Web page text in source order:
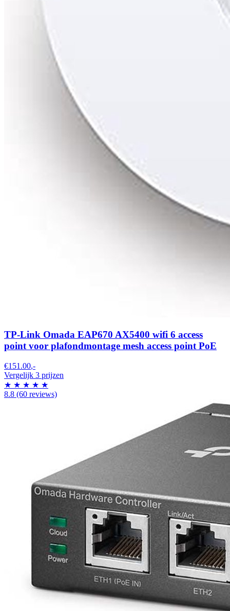
TP-Link Omada EAP670 AX5400 wifi 6 access
point voor plafondmontage mesh access point PoE
€151.00,-
Vergelijk 3 prijzen
★ ★ ★ ★ ★
8.8 (60 reviews)